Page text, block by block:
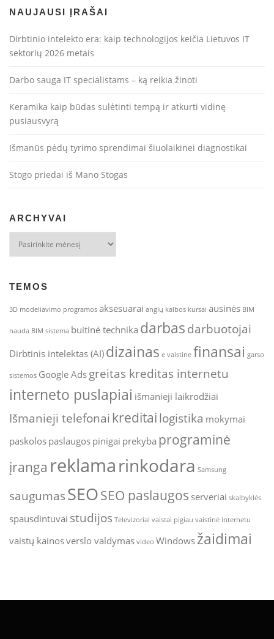
NAUJAUSI ĮRAŠAI
Dirbtinio intelekto era: kaip technologijos keičia Lietuvos IT
sektorių 2026 metais
Darbo sauga IT specialistams – ką reikia žinoti
Keramika kaip būdas sulėtinti tempą ir atkurti vidinę
pusiausvyrą
Išmanūs pėdų tyrimo sprendimai šiuolaikinei diagnostikai
Stogo priedai iš Mano Stogas
ARCHYVAI
TEMOS
3D modeliavimo programos aksesuarai anglų kalbos kursai ausinės BIM
nauda BIM sistema buitinė technika darbas darbuotojai
Dirbtinis intelektas (AI)dizainas e vaistine finansai garso
sistemos Google Adsgreitas kreditas internetu
interneto puslapiai išmanieji laikrodžiai
Išmanieji telefonai kreditai logistika mokymai
paskolospaslaugospinigai prekyba programinė
įranga reklamarinkodara Samsung
saugumas SEOSEO paslaugos serveriai skalbyklės
spausdintuvai studijos Televizoriai vaistai pigiau vaistinė internetu
vaistų kainosverslo valdymas video Windowsžaidimai